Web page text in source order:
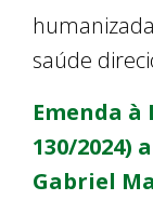
saúde
Emenda à
130/2024)
Gabriel